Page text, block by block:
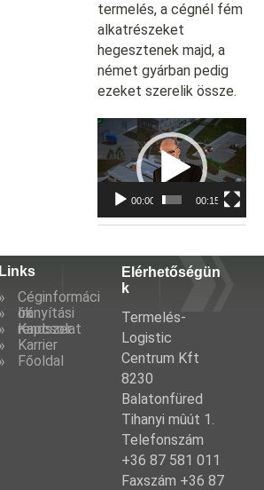
termelés, a cégnél fém
alkatrészeket
hegesztenek majd, a
német gyárban pedig
ezeket szerelik össze.
Video
Player
00:00 00:15
Links
Céginformáci
ók
Irányítási
rendszer
Kapcsolat
Karrier
Főoldal
Elérhetőségün
k
Termelés-
Logistic
Centrum Kft
8230
Balatonfüred
Tihanyi mûút 1.
Telefonszám
+36 87 581 011
Faxszám +36 87